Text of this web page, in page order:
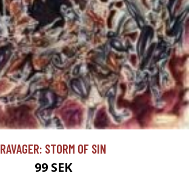
RAVAGER: STORM OF SIN
99 SEK